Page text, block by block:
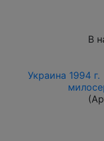
В
Украина 1994